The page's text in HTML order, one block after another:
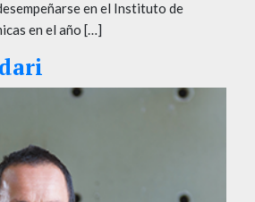
en el Instituto de
en el año […]